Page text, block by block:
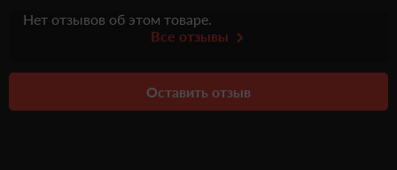
Нет отзывов об этом товаре.
Все отзывы
Оставить отзыв